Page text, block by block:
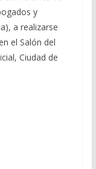
y
a realizarse
el Salón del
Ciudad de